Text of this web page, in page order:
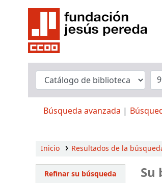
Búsqueda avanzada
Inicio Resultados de la
Refinar su búsqueda Su